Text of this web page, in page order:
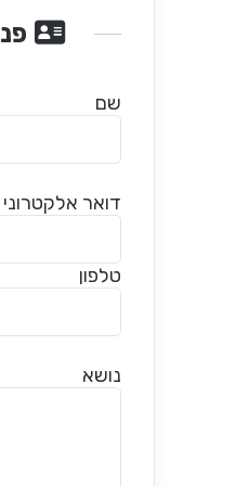
שם
דואר אלקטרוני
טלפון
נושא